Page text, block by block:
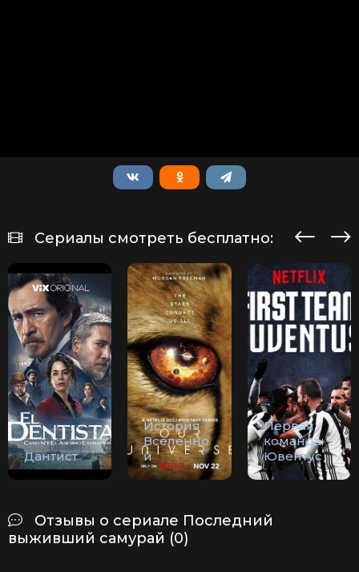
Сериалы смотреть бесплатно:
Дантист
История
Вселенно
й
Первая
команда:
Ювентус
Отзывы о сериале Последний
выживший самурай (0)